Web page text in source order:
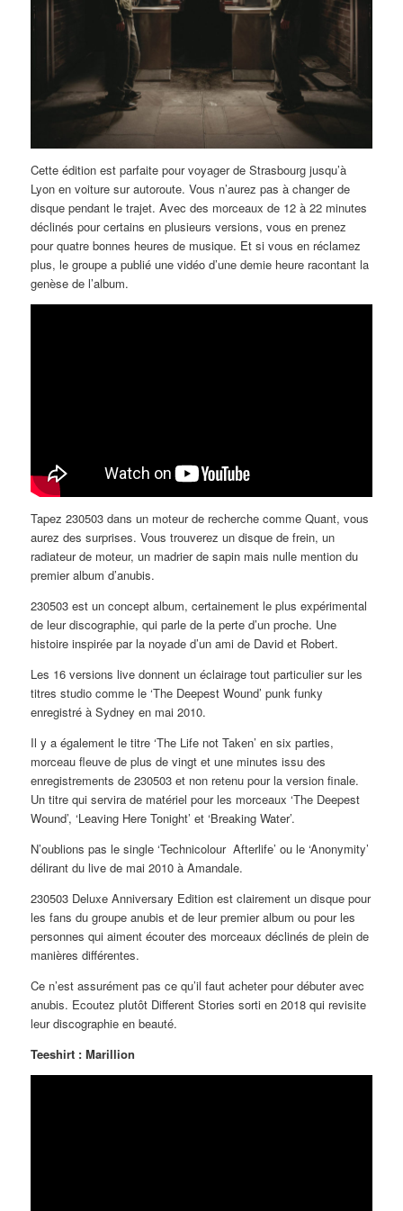
Cette édition est parfaite pour voyager de Strasbourg jusqu’à
Lyon en voiture sur autoroute. Vous n’aurez pas à changer de
disque pendant le trajet. Avec des morceaux de 12 à 22 minutes
déclinés pour certains en plusieurs versions, vous en prenez
pour quatre bonnes heures de musique. Et si vous en réclamez
plus, le groupe a publié une vidéo d’une demie heure racontant la
genèse de l’album.
Tapez 230503 dans un moteur de recherche comme Quant, vous
aurez des surprises. Vous trouverez un disque de frein, un
radiateur de moteur, un madrier de sapin mais nulle mention du
premier album d’anubis.
230503 est un concept album, certainement le plus expérimental
de leur discographie, qui parle de la perte d’un proche. Une
histoire inspirée par la noyade d’un ami de David et Robert.
Les 16 versions live donnent un éclairage tout particulier sur les
titres studio comme le ‘The Deepest Wound’ punk funky
enregistré à Sydney en mai 2010.
Il y a également le titre ‘The Life not Taken’ en six parties,
morceau fleuve de plus de vingt et une minutes issu des
enregistrements de 230503 et non retenu pour la version finale.
Un titre qui servira de matériel pour les morceaux ‘The Deepest
Wound’, ‘Leaving Here Tonight’ et ‘Breaking Water’.
N’oublions pas le single ‘Technicolour Afterlife’ ou le ‘Anonymity’
délirant du live de mai 2010 à Amandale.
230503 Deluxe Anniversary Edition est clairement un disque pour
les fans du groupe anubis et de leur premier album ou pour les
personnes qui aiment écouter des morceaux déclinés de plein de
manières différentes.
Ce n’est assurément pas ce qu’il faut acheter pour débuter avec
anubis. Ecoutez plutôt Different Stories sorti en 2018 qui revisite
leur discographie en beauté.
Teeshirt : Marillion